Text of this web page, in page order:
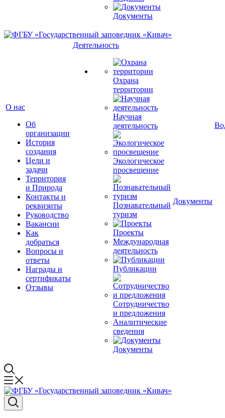
Документы
О нас
Об
организации
История
создания
Цели и
задачи
Территория
и Природа
Контакты и
реквизиты
Руководство
Вакансии
Как
добраться
Вопросы и
ответы
Награды и
сертификаты
Отзывы
Деятельность
Охрана
территории
Научная
деятельность
Экологическое
просвещение
Познавательный
туризм
Проекты
Международная
деятельность
Публикации
Сотрудничество
и предложения
Аналитические
сведения
Документы
Документы